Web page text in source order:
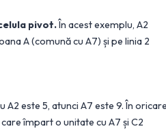
pivot.În acest exemplu, A2
A (comună cu A7) și pe linia 2
A2 este 5, atunci A7 este 9. În
împart o unitate cu A7 și C2